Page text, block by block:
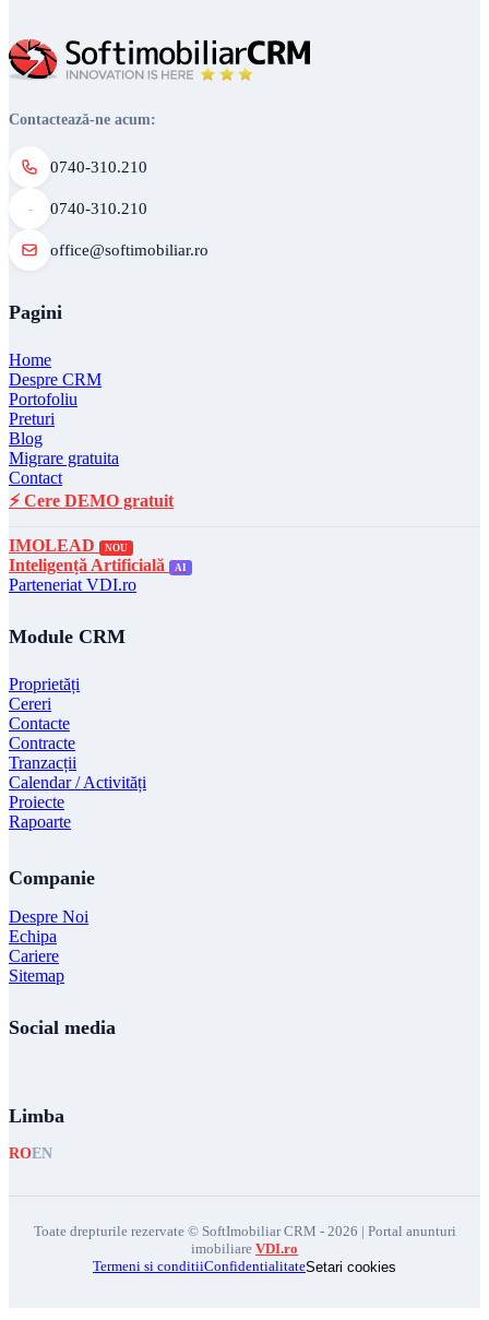
Contactează-ne acum:
0740-310.210
0740-310.210
office@softimobiliar.ro
Pagini
Home
Despre CRM
Portofoliu
Preturi
Blog
Migrare gratuita
Contact
⚡ Cere DEMO gratuit
IMOLEAD NOU
Inteligență Artificială AI
Parteneriat VDI.ro
Module CRM
Proprietăți
Cereri
Contacte
Contracte
Tranzacții
Calendar / Activități
Proiecte
Rapoarte
Companie
Despre Noi
Echipa
Cariere
Sitemap
Social media
Limba
ROEN
Toate drepturile rezervate © SoftImobiliar CRM - 2026 | Portal anunturi
imobiliare VDI.ro
Termeni si conditiiConfidentialitateSetari cookies